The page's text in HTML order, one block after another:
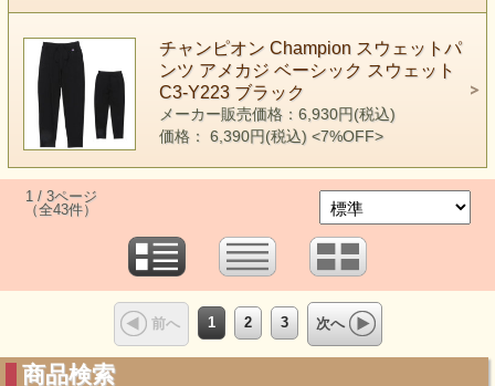
チャンピオン Champion スウェットパ
ンツ アメカジ ベーシック スウェット
C3-Y223 ブラック
メーカー販売価格：6,930円(税込)
価格： 6,390円(税込) <7%OFF>
1 / 3ページ
（全43件）
前へ 1 2 3 次へ
商品検索